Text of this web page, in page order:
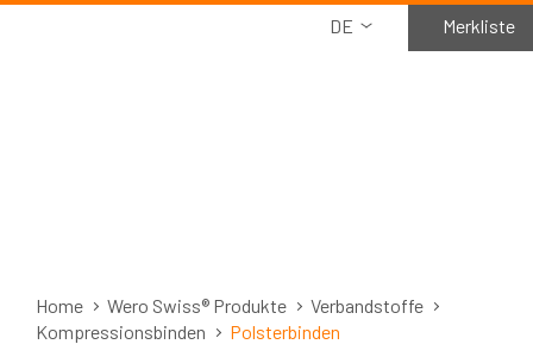
DE Merkliste
Home Wero Swiss® Produkte
Verbandstoffe
Kompressionsbinden
Polsterbinden